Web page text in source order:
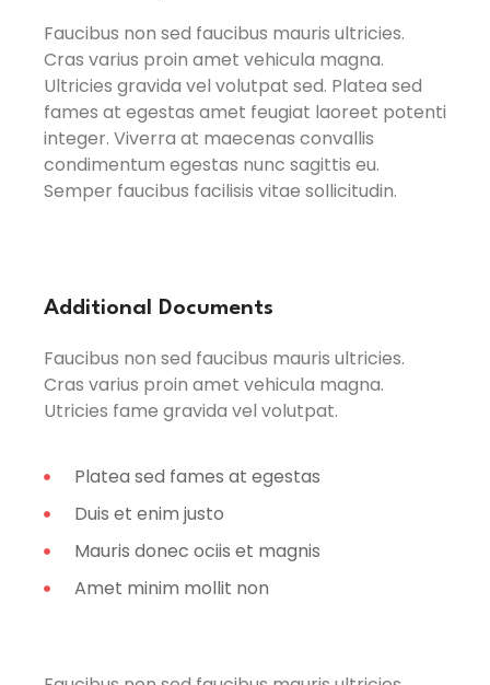
Faucibus non sed faucibus mauris ultricies.
Cras varius proin amet vehicula magna.
Ultricies gravida vel volutpat sed. Platea sed
fames at egestas amet feugiat laoreet potenti
integer. Viverra at maecenas convallis
condimentum egestas nunc sagittis eu.
Semper faucibus facilisis vitae sollicitudin.
Additional Documents
Faucibus non sed faucibus mauris ultricies.
Cras varius proin amet vehicula magna.
Utricies fame gravida vel volutpat.
Platea sed fames at egestas
Duis et enim justo
Mauris donec ociis et magnis
Amet minim mollit non